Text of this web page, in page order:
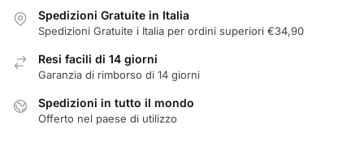
Spedizioni Gratuite in Italia
Spedizioni Gratuite i Italia per ordini superiori €34,90
Resi facili di 14 giorni
Garanzia di rimborso di 14 giorni
Spedizioni in tutto il mondo
Offerto nel paese di utilizzo